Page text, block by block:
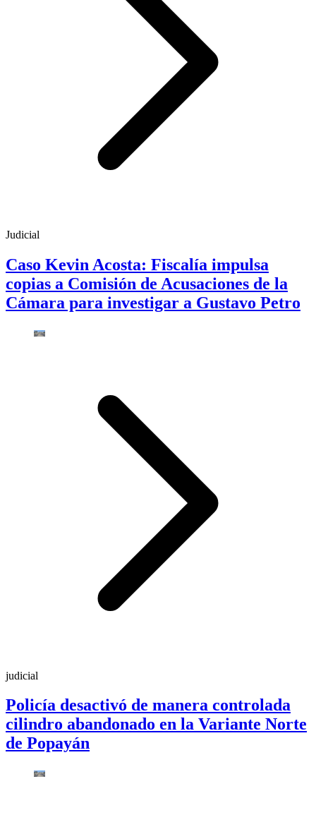
Judicial
Caso Kevin Acosta: Fiscalía impulsa
copias a Comisión de Acusaciones de la
Cámara para investigar a Gustavo Petro
judicial
Policía desactivó de manera controlada
cilindro abandonado en la Variante Norte
de Popayán